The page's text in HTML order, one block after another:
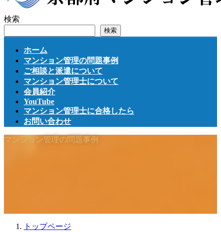
プ動
検索
検索
ホーム
マンション管理の問題事例
ご相談と派遣について
マンション管理士について
会員紹介
YouTube
マンション管理士に合格したら
お問い合わせ
マンション管理の問題事例
トップページ